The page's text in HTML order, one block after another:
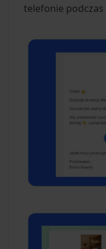
telefonie podczas